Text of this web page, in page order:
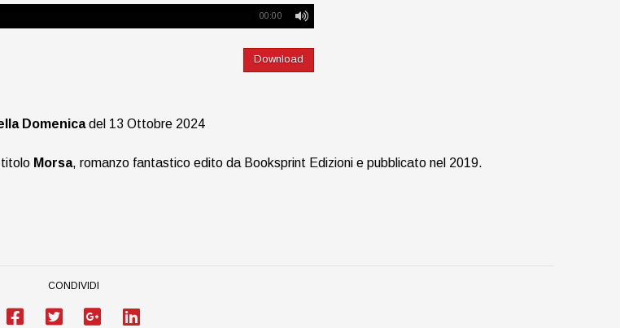
00:00
Download
Domenicadel 13 Ottobre 2024
titolo Morsa, romanzo fantastico edito da Booksprint Edizioni e pubblicato nel 2019.
CONDIVIDI